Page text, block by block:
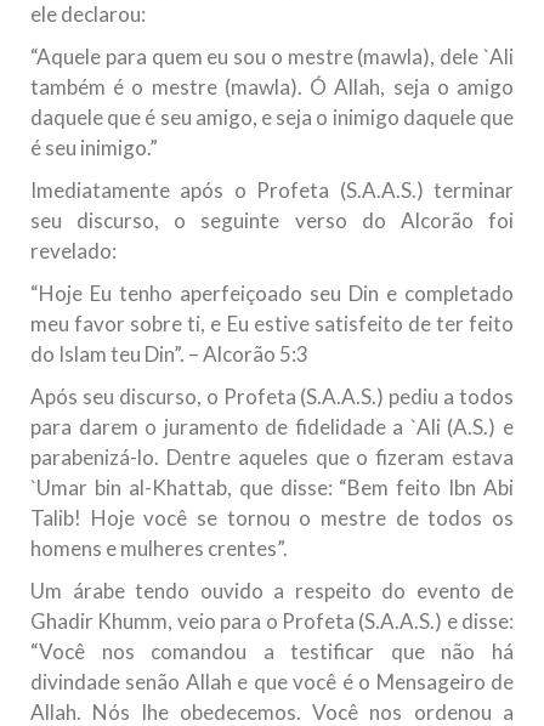
ele declarou:
“Aquele para quem eu sou o mestre (mawla), dele `Ali
também é o mestre (mawla). Ó Allah, seja o amigo
daquele que é seu amigo, e seja o inimigo daquele que
é seu inimigo.”
Imediatamente após o Profeta (S.A.A.S.) terminar
seu discurso, o seguinte verso do Alcorão foi
revelado:
“Hoje Eu tenho aperfeiçoado seu Din e completado
meu favor sobre ti, e Eu estive satisfeito de ter feito
do Islam teu Din”. – Alcorão 5:3
Após seu discurso, o Profeta (S.A.A.S.) pediu a todos
para darem o juramento de fidelidade a `Ali (A.S.) e
parabenizá-lo. Dentre aqueles que o fizeram estava
`Umar bin al-Khattab, que disse: “Bem feito Ibn Abi
Talib! Hoje você se tornou o mestre de todos os
homens e mulheres crentes”.
Um árabe tendo ouvido a respeito do evento de
Ghadir Khumm, veio para o Profeta (S.A.A.S.) e disse:
“Você nos comandou a testificar que não há
divindade senão Allah e que você é o Mensageiro de
Allah. Nós lhe obedecemos. Você nos ordenou a